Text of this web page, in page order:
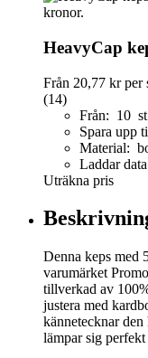
HeavyCap
Från 20,77 krper
(14)
Från: 10 st
Spara upp
Material:
Laddar data
Uträkna pris
Denna keps med
varumärket
tillverkad av
justera med
kännetecknar den
lämpar sig